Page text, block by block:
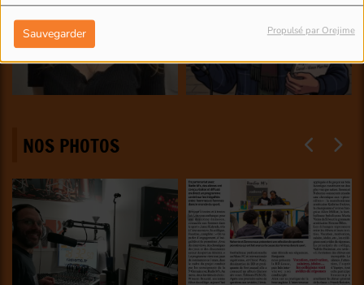
Sauvegarder Propulsé par Orejime
NOS PHOTOS